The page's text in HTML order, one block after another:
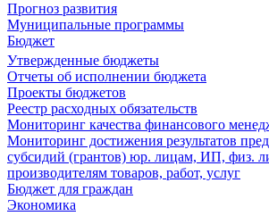
Прогноз развития
Муниципальные программы
Бюджет
Утвержденные бюджеты
Отчеты об исполнении бюджета
Проекты бюджетов
Реестр расходных обязательств
Мониторинг качества финансового
Мониторинг достижения результатов
субсидий (грантов) юр. лицам, ИП, физ.
производителям товаров, работ, услуг
Бюджет для граждан
Экономика